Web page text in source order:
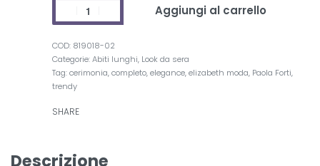
Aggiungi al carrello
819018-02
Categorie:Abiti lunghi, Look da sera
Tag:cerimonia,completo,elegance,elizabeth moda, Paola Forti,
trendy
SHARE
Descrizione